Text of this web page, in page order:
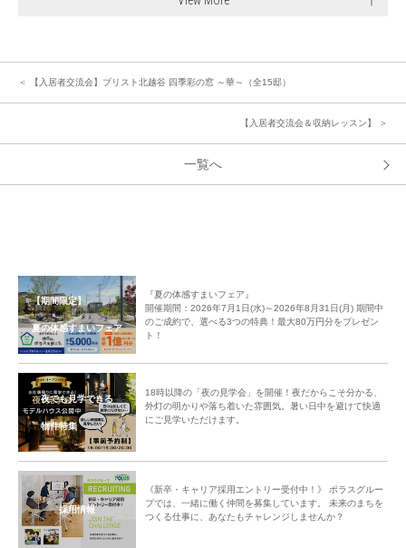
＜ 【入居者交流会】ブリスト北越谷 四季彩の窓 ～華～（全15邸）
【入居者交流会＆収納レッスン】 ＞
一覧へ
【期間限定】
夏の体感すまいフェア
『夏の体感すまいフェア』
開催期間：2026年7月1日(水)～2026年8月31日(月) 期間中
のご成約で、選べる3つの特典！最大80万円分をプレゼン
ト！
夜でも見学できる
物件特集
18時以降の「夜の見学会」を開催！夜だからこそ分かる、
外灯の明かりや落ち着いた雰囲気。暑い日中を避けて快適
にご見学いただけます。
採用情報
《新卒・キャリア採用エントリー受付中！》 ポラスグルー
プでは、一緒に働く仲間を募集しています。 未来のまちを
つくる仕事に、あなたもチャレンジしませんか？